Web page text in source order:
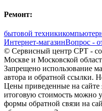
Ремонт:
бытовой техники
Интернет-магазинВопрос -
© Сервисный центр СРТ -
Москве и Московской
Запрещено использование
автора и обратной ссылки.
Цены приведенные на
итоговую стоимость можно
формы обратной связи на